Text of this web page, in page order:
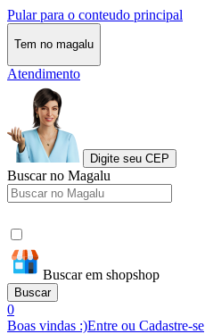
Pular para o conteudo principal
Tem no magalu
Atendimento
Digite seu CEP
Buscar no Magalu
Buscar em shopshop
Buscar
0
Boas vindas :)Entre ou Cadastre-se